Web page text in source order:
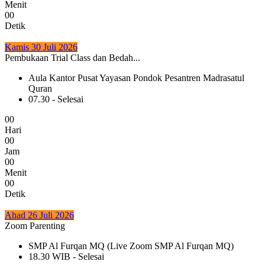
Menit
00
Detik
Kamis 30 Juli 2026
Pembukaan Trial Class dan Bedah...
Aula Kantor Pusat Yayasan Pondok Pesantren Madrasatul
Quran
07.30 - Selesai
00
Hari
00
Jam
00
Menit
00
Detik
Ahad 26 Juli 2026
Zoom Parenting
SMP Al Furqan MQ (Live Zoom SMP Al Furqan MQ)
18.30 WIB - Selesai